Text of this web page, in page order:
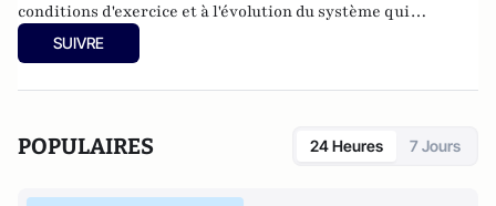
conditions d'exercice et à l'évolution du système qui
conditionnent la qualité des soins.
SUIVRE
POPULAIRES 24 Heures 7 Jours